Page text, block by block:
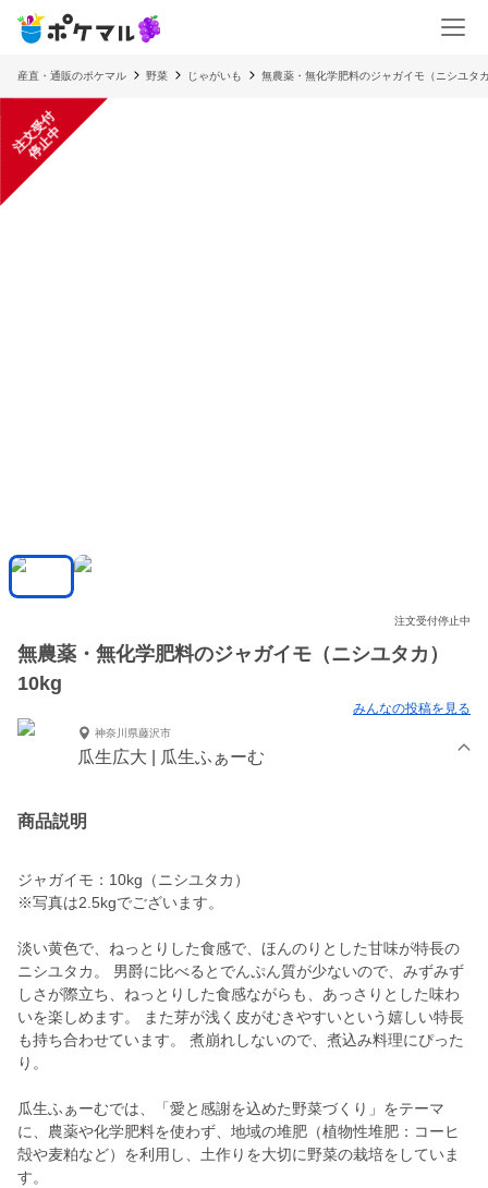
産直・通販のポケマル 野菜 じゃがいも 無農薬・無化学肥料のジャガイモ（ニシユタ
注
文
受
付
停
止
中
注文受付停止中
無農薬・無化学肥料のジャガイモ（ニシユタカ）
10kg
みんなの投稿を見る
神奈川県藤沢市
瓜生広大 | 瓜生ふぁーむ
商品説明
ジャガイモ：10kg（ニシユタカ）
※写真は2.5kgでございます。
淡い黄色で、ねっとりした食感で、ほんのりとした甘味が特長の
ニシユタカ。 男爵に比べるとでんぷん質が少ないので、みずみず
しさが際立ち、ねっとりした食感ながらも、あっさりとした味わ
いを楽しめます。 また芽が浅く皮がむきやすいという嬉しい特長
も持ち合わせています。 煮崩れしないので、煮込み料理にぴった
り。
瓜生ふぁーむでは、「愛と感謝を込めた野菜づくり」をテーマ
に、農薬や化学肥料を使わず、地域の堆肥（植物性堆肥：コーヒ
殻や麦粕など）を利用し、土作りを大切に野菜の栽培をしていま
す。